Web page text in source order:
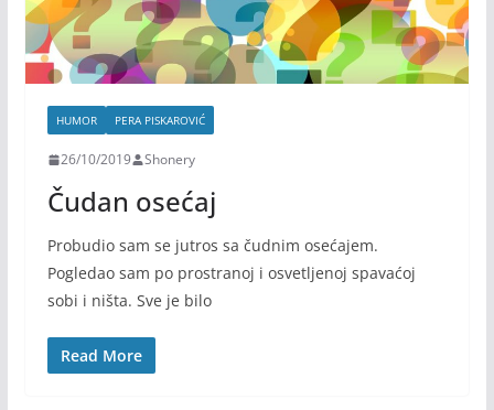
HUMOR PERA PISKAROVIĆ
26/10/2019 Shonery
Čudan osećaj
Probudio sam se jutros sa čudnim osećajem.
Pogledao sam po prostranoj i osvetljenoj spavaćoj
sobi i ništa. Sve je bilo
Read More